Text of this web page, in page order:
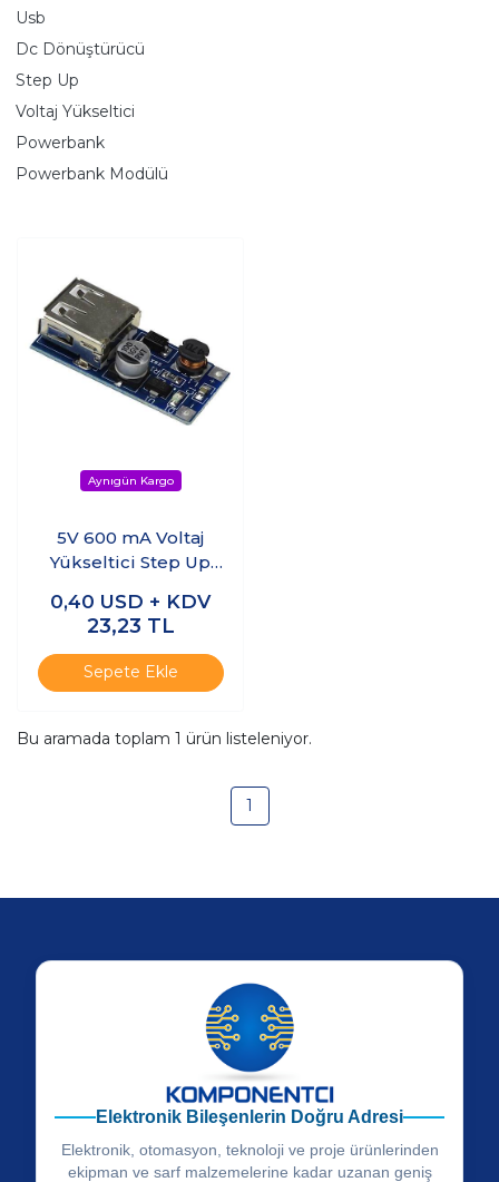
Usb
Dc Dönüştürücü
Step Up
Voltaj Yükseltici
Powerbank
Powerbank Modülü
5V 600 mA Voltaj
Yükseltici Step Up
Modülü
0,40 USD + KDV
23,23 TL
Sepete Ekle
Bu aramada toplam 1 ürün listeleniyor.
1
Elektronik Bileşenlerin Doğru Adresi
Elektronik, otomasyon, teknoloji ve proje ürünlerinden
ekipman ve sarf malzemelerine kadar uzanan geniş